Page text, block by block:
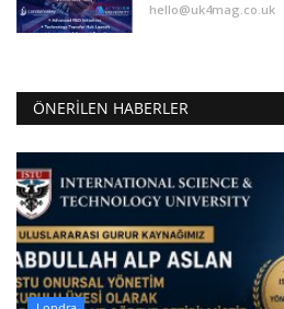
hello@uk4mag.co.uk
ÖNERILEN HABERLER